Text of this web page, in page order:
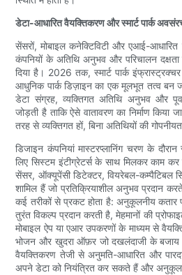
डेटा-आधारित वैयक्तिकरण और स्मार्ट पार्क
सेंसरों, मोबाइल कनेक्टिविटी और एआई-आधारित
कंपनियों के अतिथि अनुभव और परिचालन
दिया है। 2026 तक, स्मार्ट पार्क
आधुनिक पार्क डिज़ाइन का एक मूलभूत तत्व बन
डेटा संग्रह, व्यक्तिगत अतिथि अनुभव और
जोड़ती है ताकि ऐसे वातावरण का निर्माण
तरह से व्यक्तिगत हों, बिना अतिथियों की
डिजाइन कंपनियां मास्टरप्लानिंग चरण के
लिए सिस्टम इंटीग्रेटर्स के साथ मिलकर काम कर
सेंसर, ऑक्यूपेंसी डिटेक्टर, वियरेबल-कम्पैटिबल
शामिल हैं जो प्रतिक्रियाशील अनुभव प्रदान
कई तरीकों से प्रकट होता है: अनुकूलनीय कतार
तुरंत विकल्प प्रदान करती है, मेहमानों की
मोबाइल ऐप या एआर उपकरणों के माध्यम से
भोजन और खुदरा ऑफ़र जो दखलंदाजी के बजाय
वैयक्तिकरण तेजी से अनुमति-आधारित और
अपने डेटा को नियंत्रित कर सकते हैं और